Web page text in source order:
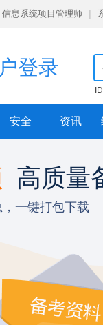
信息系统项目管理师
登录
安全 资讯
高质量
一键打包下载